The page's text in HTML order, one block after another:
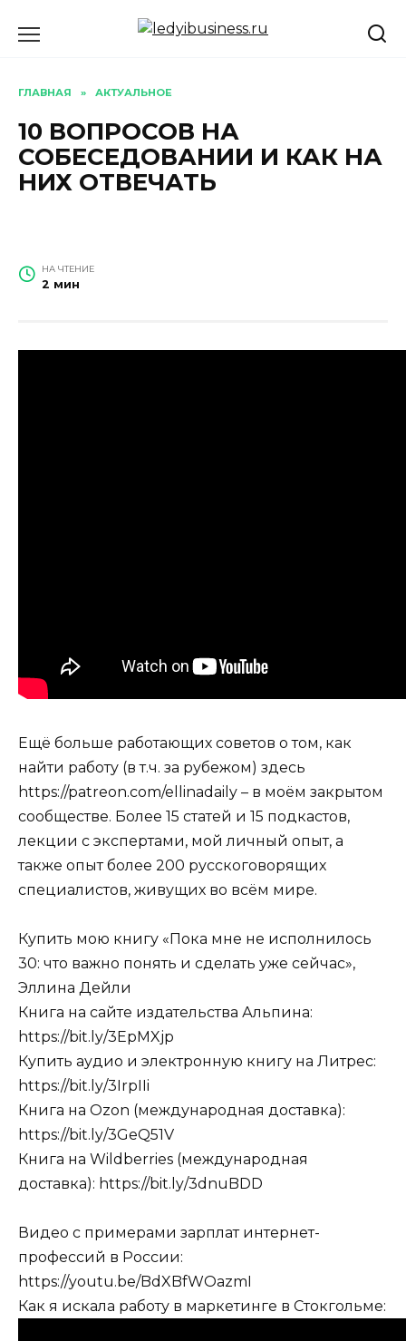
ГЛАВНАЯ » АКТУАЛЬНОЕ
10 ВОПРОСОВ НА
СОБЕСЕДОВАНИИ И КАК НА
НИХ ОТВЕЧАТЬ
НА ЧТЕНИЕ
2 мин
Ещё больше работающих советов о том, как
найти работу (в т.ч. за рубежом) здесь
https://patreon.com/ellinadaily – в моём закрытом
сообществе. Более 15 статей и 15 подкастов,
лекции с экспертами, мой личный опыт, а
также опыт более 200 русскоговорящих
специалистов, живущих во всём мире.
Купить мою книгу «Пока мне не исполнилось
30: что важно понять и сделать уже сейчас»,
Эллина Дейли
Книга на сайте издательства Альпина:
https://bit.ly/3EpMXjp
Купить аудио и электронную книгу на Литрес:
https://bit.ly/3IrpIIi
Книга на Ozon (международная доставка):
https://bit.ly/3GeQ51V
Книга на Wildberries (международная
доставка): https://bit.ly/3dnuBDD
Видео с примерами зарплат интернет-
профессий в России:
https://youtu.be/BdXBfWOazmI
Как я искала работу в маркетинге в Стокгольме: